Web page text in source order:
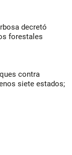
decretó
forestales
contra
siete estados;